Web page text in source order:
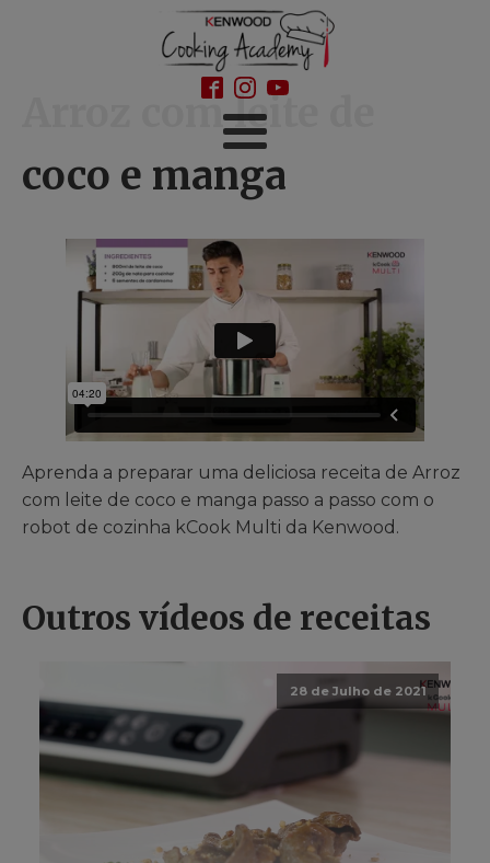
Arroz com leite de
coco e manga
Aprenda a preparar uma deliciosa receita de Arroz
com leite de coco e manga passo a passo com o
robot de cozinha kCook Multi da Kenwood.
Outros vídeos de receitas
28 de Julho de 2021